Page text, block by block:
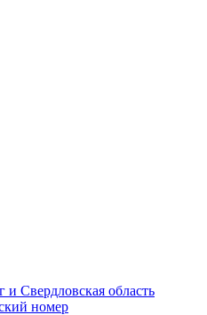
и Свердловская область
номер